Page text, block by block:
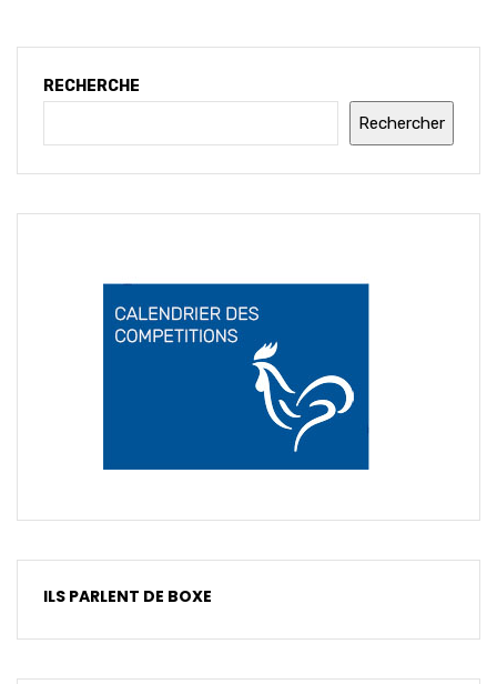
RECHERCHE
Rechercher
ILS PARLENT DE BOXE